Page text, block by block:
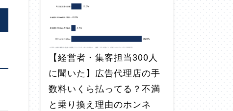
【経営者・集客担当300人
に聞いた】広告代理店の手
数料いくら払ってる？不満
と乗り換え理由のホンネ